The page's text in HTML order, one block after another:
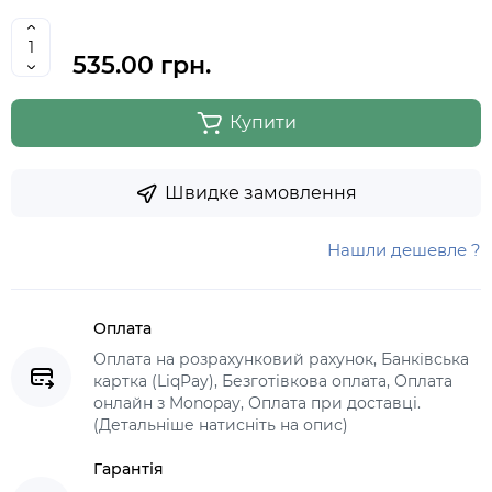
535.00 грн.
Купити
Швидке замовлення
Нашли дешевле ?
Оплата
Оплата на розрахунковий рахунок, Банківська
картка (LiqPay), Безготівкова оплата, Оплата
онлайн з Monopay, Оплата при доставці.
(Детальніше натисніть на опис)
Гарантія